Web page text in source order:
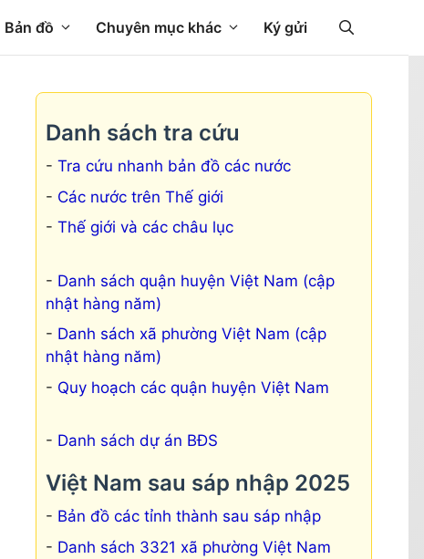
Bản đồ Chuyên mục khác Ký gửi
Danh sách tra cứu
Tra cứu nhanh bản đồ các nước
Các nước trên Thế giới
Thế giới và các châu lục
Danh sách quận huyện Việt Nam (cập
nhật hàng năm)
Danh sách xã phường Việt Nam (cập
nhật hàng năm)
Quy hoạch các quận huyện Việt Nam
Danh sách dự án BĐS
Việt Nam sau sáp nhập 2025
Bản đồ các tỉnh thành sau sáp nhập
Danh sách 3321 xã phường Việt Nam